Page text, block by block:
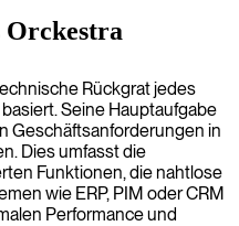
Orckestra
Rückgrat jedes
Seine Hauptaufgabe
Geschäftsanforderungen in
Dies umfasst die
Funktionen, die nahtlose
wie ERP, PIM oder CRM
Performance und